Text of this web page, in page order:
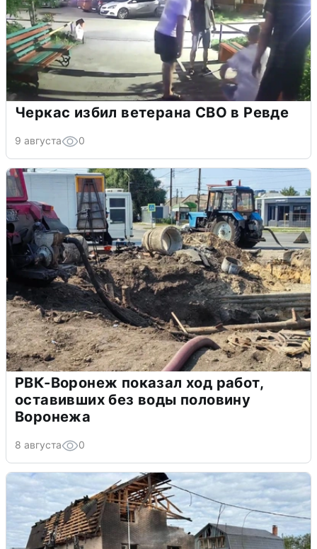
Черкас избил ветерана СВО в Ревде
9 августа 0
РВК-Воронеж показал ход работ,
оставивших без воды половину
Воронежа
8 августа 0